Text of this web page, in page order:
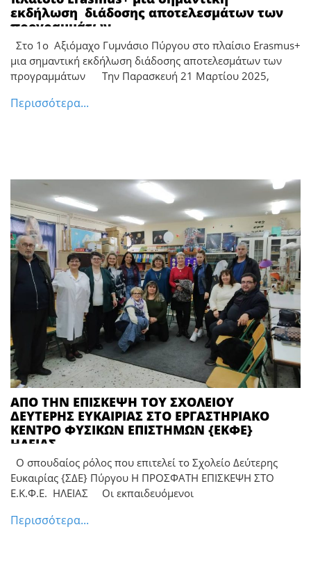
εκδήλωση διάδοσης αποτελεσμάτων των
προγραμμάτων
Στο 1ο Αξιόμαχο Γυμνάσιο Πύργου στο πλαίσιο Erasmus+
μια σημαντική εκδήλωση διάδοσης αποτελεσμάτων των
προγραμμάτων Την Παρασκευή 21 Μαρτίου 2025,
Περισσότερα...
ΑΠΟ ΤΗΝ ΕΠΙΣΚΕΨΗ ΤΟΥ ΣΧΟΛΕΙΟΥ
ΔΕΥΤΕΡΗΣ ΕΥΚΑΙΡΙΑΣ ΣΤΟ ΕΡΓΑΣΤΗΡΙΑΚΟ
ΚΕΝΤΡΟ ΦΥΣΙΚΩΝ ΕΠΙΣΤΗΜΩΝ {ΕΚΦΕ}
ΗΛΕΙΑΣ
Ο σπουδαίος ρόλος που επιτελεί το Σχολείο Δεύτερης
Ευκαιρίας {ΣΔΕ} Πύργου Η ΠΡΟΣΦΑΤΗ ΕΠΙΣΚΕΨΗ ΣΤΟ
Ε.Κ.Φ.Ε. ΗΛΕΙΑΣ Οι εκπαιδευόμενοι
Περισσότερα...